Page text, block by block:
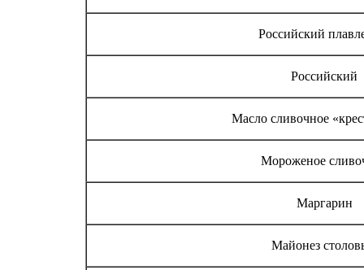
Российский
Российский
Масло сливочное
Мороженое
Маргарин
Майонез